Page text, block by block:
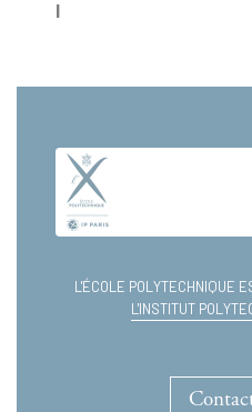
la
L'ÉCOLE POLYTECHNIQUE
L'INSTITUT